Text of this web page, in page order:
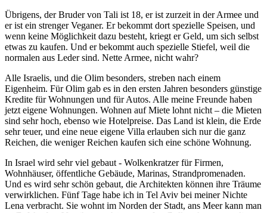
Übrigens, der Bruder von Tali ist 18, er ist zurzeit in der Armee und
er ist ein strenger Veganer. Er bekommt dort spezielle Speisen, und
wenn keine Möglichkeit dazu besteht, kriegt er Geld, um sich selbst
etwas zu kaufen. Und er bekommt auch spezielle Stiefel, weil die
normalen aus Leder sind. Nette Armee, nicht wahr?
Alle Israelis, und die Olim besonders, streben nach einem
Eigenheim. Für Olim gab es in den ersten Jahren besonders günstige
Kredite für Wohnungen und für Autos. Alle meine Freunde haben
jetzt eigene Wohnungen. Wohnen auf Miete lohnt nicht – die Mieten
sind sehr hoch, ebenso wie Hotelpreise. Das Land ist klein, die Erde
sehr teuer, und eine neue eigene Villa erlauben sich nur die ganz
Reichen, die weniger Reichen kaufen sich eine schöne Wohnung.
In Israel wird sehr viel gebaut - Wolkenkratzer für Firmen,
Wohnhäuser, öffentliche Gebäude, Marinas, Strandpromenaden.
Und es wird sehr schön gebaut, die Architekten können ihre Träume
verwirklichen. Fünf Tage habe ich in Tel Aviv bei meiner Nichte
Lena verbracht. Sie wohnt im Norden der Stadt, ans Meer kann man